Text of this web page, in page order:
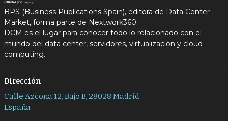
BPS (Business Publications Spain), editora de Data Center
Market, forma parte de Nextwork360.
DCM es el lugar para conocer todo lo relacionado con el
mundo del data center, servidores, virtualización y cloud
computing.
Dirección
Calle Azcona 12, Bajo B, 28028 Madrid
España